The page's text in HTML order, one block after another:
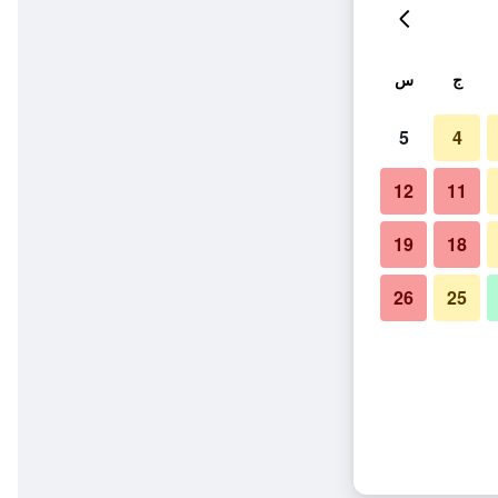
ج س
4
5
11
12
18
19
25
26